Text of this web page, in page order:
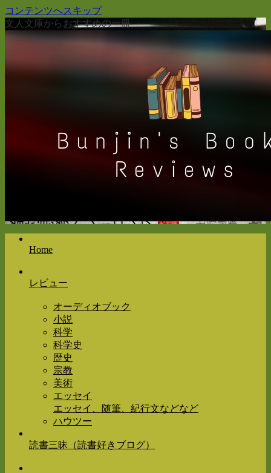
コンテンツへスキップ
文人文庫からおすすめの一冊
Home
レビュー
オーディオブック
小説
科学
科学史
歴史
宗教
美術
エッセイ
エッセイ、随筆、紀行文などなど
ハウツー
読書三昧（読書好きブログ）